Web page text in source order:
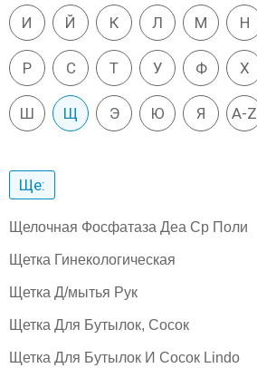
И Й К Л М Н
Р С Т У Ф Х
Ш Щ Э Ю Я A-Z
Ще:
Щелочная Фосфатаза Деа Ср Поли
Щетка Гинекологическая
Щетка Д/мытья Рук
Щетка Для Бутылок, Сосок
Щетка Для Бутылок И Сосок Lindo